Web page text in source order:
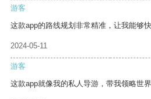
游客
这款app的路线规划非常精准，让我能够快
2024-05-11
游客
这款app就像我的私人导游，带我领略世界